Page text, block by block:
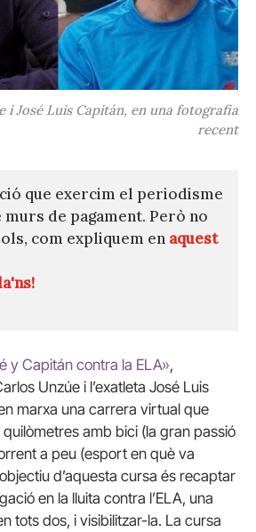
i José Luis Capitán, en una fotografia
recent
que exercim el periodisme
murs de pagament. Però no
com expliquem en aquest
y Capitán contra la ELA»,
Unzúe i l’exatleta José Luis
marxa una carrera virtual que
amb bici (la gran passió
a peu (esport en què va
d’aquesta cursa és recaptar
en la lluita contra l’ELA, una
tots dos, i visibilitzar-la. La cursa